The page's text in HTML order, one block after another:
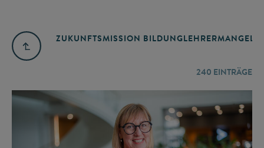
ZUKUNFTSMISSION BILDUNGLEHRERMANGEL
240 EINTRÄGE